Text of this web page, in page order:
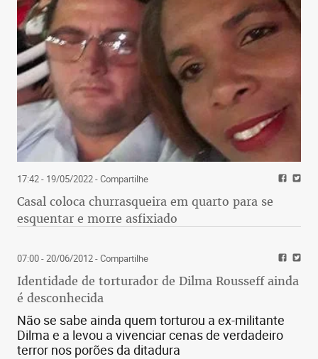
17:42 - 19/05/2022- Compartilhe
Casal coloca churrasqueira em quarto para se
esquentar e morre asfixiado
07:00 - 20/06/2012- Compartilhe
Identidade de torturador de Dilma Rousseff ainda
é desconhecida
Não se sabe ainda quem torturou a ex-militante
Dilma e a levou a vivenciar cenas de verdadeiro
terror nos porões da ditadura